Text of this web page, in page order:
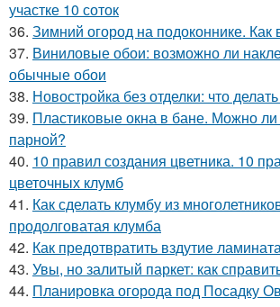
участке 10 соток
36. Зимний огород на подоконнике. Как
37. Виниловые обои: возможно ли
обычные обои
38. Новостройка без отделки: что
39. Пластиковые окна в бане. Можно ли
парной?
40. 10 правил создания цветника. 10
цветочных клумб
41. Как сделать клумбу из
продолговатая клумба
42. Как предотвратить вздутие
43. Увы, но залитый паркет: как
44. Планировка огорода под Посадку